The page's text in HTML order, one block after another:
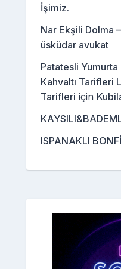
İşimiz.
Nar Ekşili Dolma
üsküdar avukat
Patatesli Yumurta
Kahvaltı Tarifleri
Tarifleri için
ISPANAKLI